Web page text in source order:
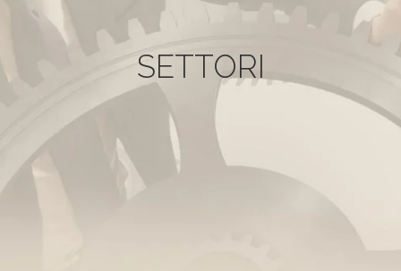
SETTORI